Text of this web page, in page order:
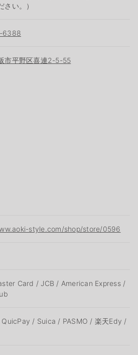
さい。）
6388
市平野区喜連2-5-55
style.com/shop/store/0596
Card / JCB / American Express /
/ Suica / PASMO / 楽天Edy /